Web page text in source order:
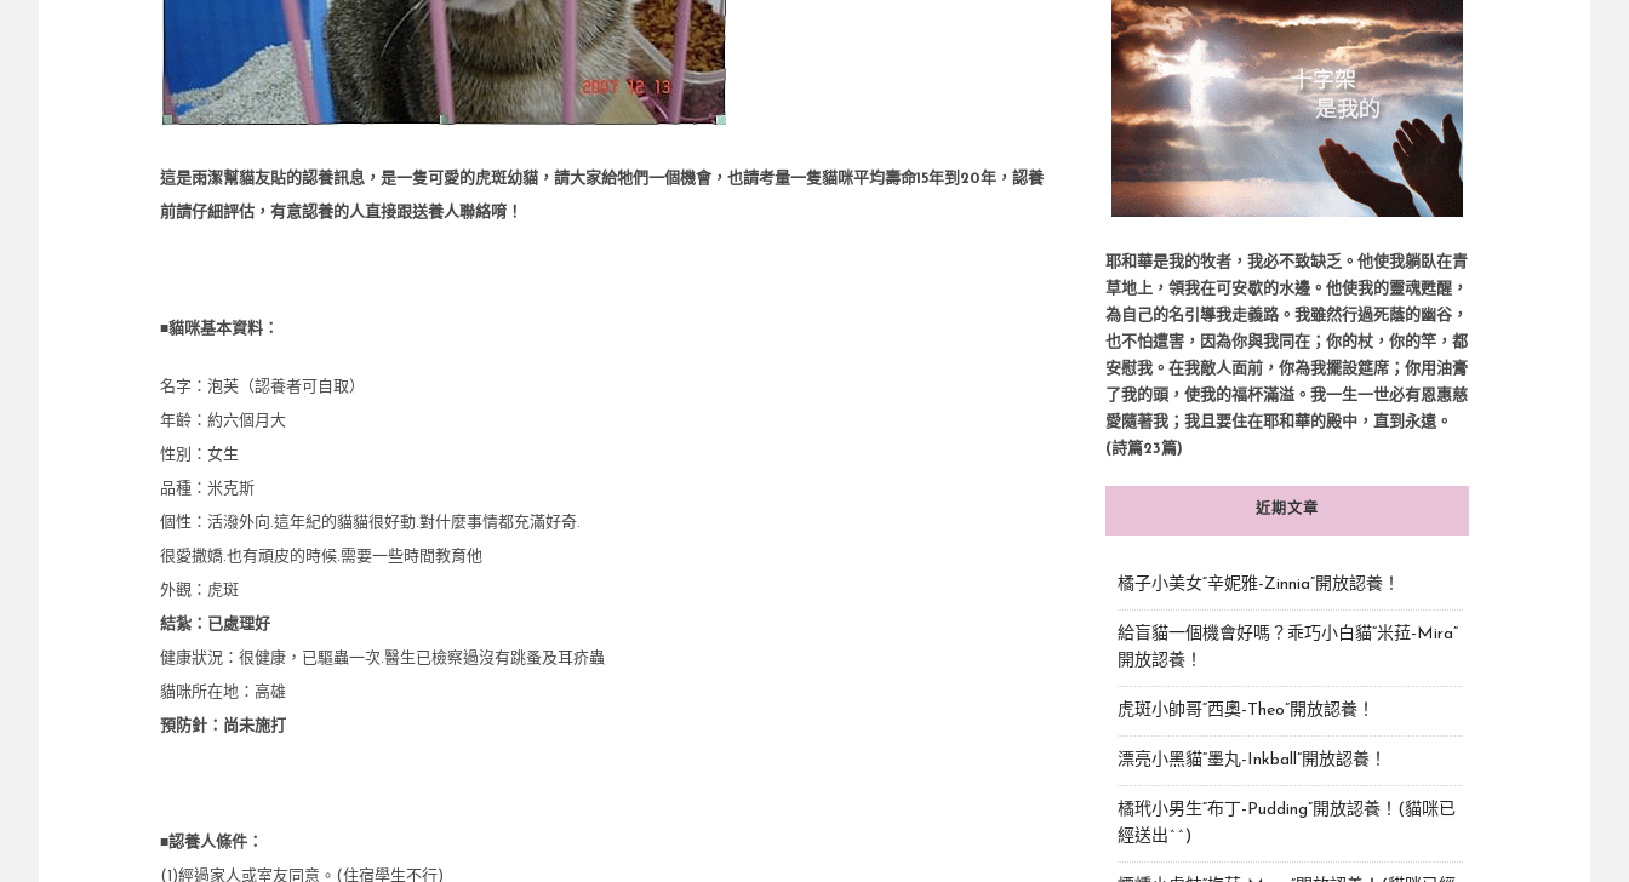
這是雨潔幫貓友貼的認養訊息，是一隻可愛的虎斑幼貓，請大家給牠們一個機會，也請考量一隻貓咪平均壽命15年到20年，認養
前請仔細評估，有意認養的人直接跟送養人聯絡唷！
■貓咪基本資料：
名字：泡芙（認養者可自取）
年齡：約六個月大
性別：女生
品種：米克斯
個性：活潑外向.這年紀的貓貓很好動.對什麼事情都充滿好奇.
很愛撒嬌.也有頑皮的時候.需要一些時間教育他
外觀：虎斑
結紮：已處理好
健康狀況：很健康，已驅蟲一次.醫生已檢察過沒有跳蚤及耳疥蟲
貓咪所在地：高雄
預防針：尚未施打
■認養人條件：
(1)經過家人或室友同意。(住宿學生不行)
耶和華是我的牧者，我必不致缺乏。他使我躺臥在青
草地上，領我在可安歇的水邊。他使我的靈魂甦醒，
為自己的名引導我走義路。我雖然行過死蔭的幽谷，
也不怕遭害，因為你與我同在；你的杖，你的竿，都
安慰我。在我敵人面前，你為我擺設筵席；你用油膏
了我的頭，使我的福杯滿溢。我一生一世必有恩惠慈
愛隨著我；我且要住在耶和華的殿中，直到永遠。
(詩篇23篇)
近期文章
橘子小美女“辛妮雅-Zinnia”開放認養！
給盲貓一個機會好嗎？乖巧小白貓“米菈-Mira”
開放認養！
虎斑小帥哥“西奧-Theo”開放認養！
漂亮小黑貓“墨丸-Inkball”開放認養！
橘玳小男生“布丁-Pudding”開放認養！(貓咪已
經送出^^)